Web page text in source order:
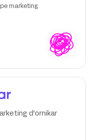
marketing
d'ornikar